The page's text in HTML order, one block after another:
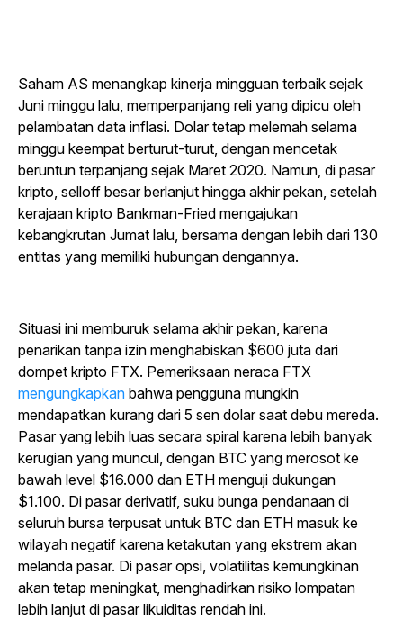
Saham AS menangkap kinerja mingguan terbaik sejak
Juni minggu lalu, memperpanjang reli yang dipicu oleh
pelambatan data inflasi. Dolar tetap melemah selama
minggu keempat berturut-turut, dengan mencetak
beruntun terpanjang sejak Maret 2020. Namun, di pasar
kripto, selloff besar berlanjut hingga akhir pekan, setelah
kerajaan kripto Bankman-Fried mengajukan
kebangkrutan Jumat lalu, bersama dengan lebih dari 130
entitas yang memiliki hubungan dengannya.
Situasi ini memburuk selama akhir pekan, karena
penarikan tanpa izin menghabiskan $600 juta dari
dompet kripto FTX. Pemeriksaan neraca FTX
mengungkapkan bahwa pengguna mungkin
mendapatkan kurang dari 5 sen dolar saat debu mereda.
Pasar yang lebih luas secara spiral karena lebih banyak
kerugian yang muncul, dengan BTC yang merosot ke
bawah level $16.000 dan ETH menguji dukungan
$1.100. Di pasar derivatif, suku bunga pendanaan di
seluruh bursa terpusat untuk BTC dan ETH masuk ke
wilayah negatif karena ketakutan yang ekstrem akan
melanda pasar. Di pasar opsi, volatilitas kemungkinan
akan tetap meningkat, menghadirkan risiko lompatan
lebih lanjut di pasar likuiditas rendah ini.